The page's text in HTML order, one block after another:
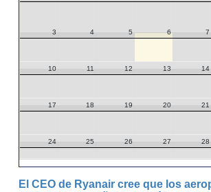
3 4 5 6 7
10 11 12 13 14
17 18 19 20 21
24 25 26 27 28
El CEO de Ryanair cree que los